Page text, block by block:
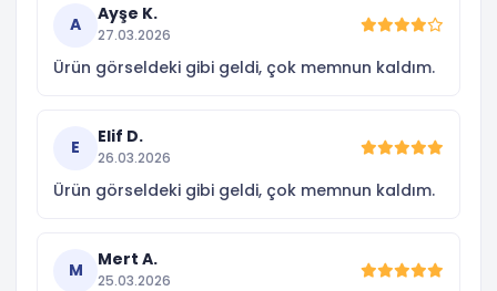
A
Ayşe K.
27.03.2026
Ürün görseldeki gibi geldi, çok memnun kaldım.
E
Elif D.
26.03.2026
Ürün görseldeki gibi geldi, çok memnun kaldım.
M
Mert A.
25.03.2026